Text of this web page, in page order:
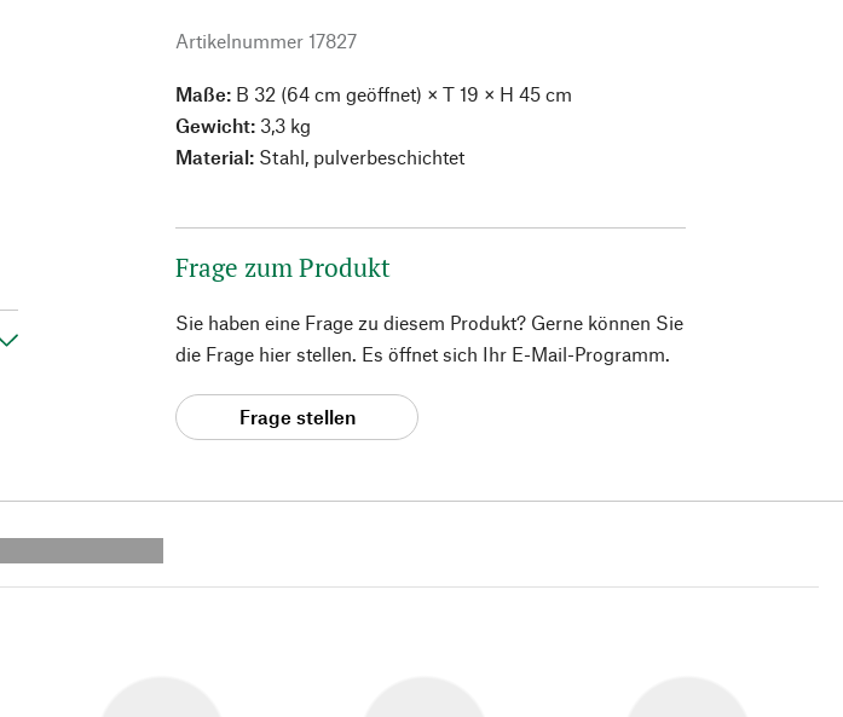
Artikelnummer 17827
Maße: B 32 (64 cm geöffnet) × T 19 × H 45 cm
Gewicht: 3,3 kg
Material: Stahl, pulverbeschichtet
Frage zum Produkt
Sie haben eine Frage zu diesem Produkt? Gerne können Sie
die Frage hier stellen. Es öffnet sich Ihr E-Mail-Programm.
Frage stellen